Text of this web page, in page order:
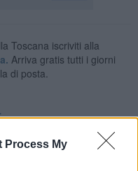
Process My
Toscana iscriviti alla
Arriva gratis tutti i giorni
di posta.
Santoro
della complessità